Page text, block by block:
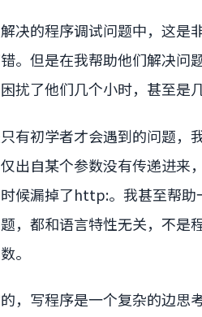
决的程序调试问题中，这是
。但是在我帮助他们解决问
扰了他们几个小时，甚至是几
有初学者才会遇到的问题，
出自某个参数没有传递进来
候漏掉了http:。我甚至帮
，都和语言特性无关，不是
。
，写程序是一个复杂的边思